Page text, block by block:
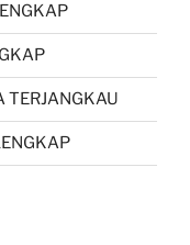
TERJANGKAU